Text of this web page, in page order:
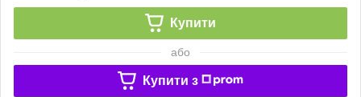
Купити
або
Купити з